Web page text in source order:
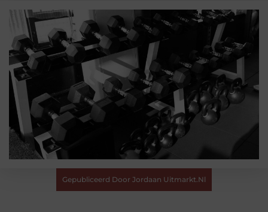
Gepubliceerd Door Jordaan Uitmarkt.nl